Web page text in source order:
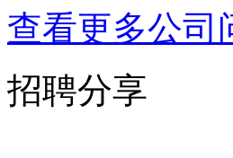
查看更多公司
招聘分享